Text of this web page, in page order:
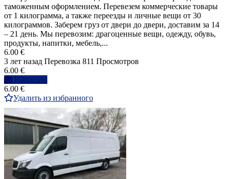
таможенным оформлением. Перевезем коммерческие товары
от 1 килограмма, а также переезды и личные вещи от 30
килограммов. Заберем груз от двери до двери, доставим за 14
– 21 день. Мы перевозим: драгоценные вещи, одежду, обувь,
продукты, напитки, мебель,...
6.00 €
3 лет назад Перевозка 811 Просмотров
6.00 €
Написать
6.00 €
Удалить из избранного